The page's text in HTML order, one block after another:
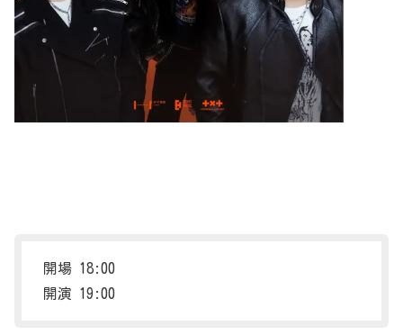
開場 18:00
開演 19:00